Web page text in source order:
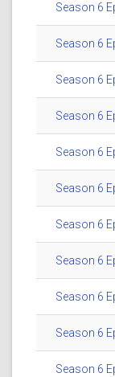
Season 6
Season 6
Season 6
Season 6
Season 6
Season 6
Season 6
Season 6
Season 6
Season 6
Season 6